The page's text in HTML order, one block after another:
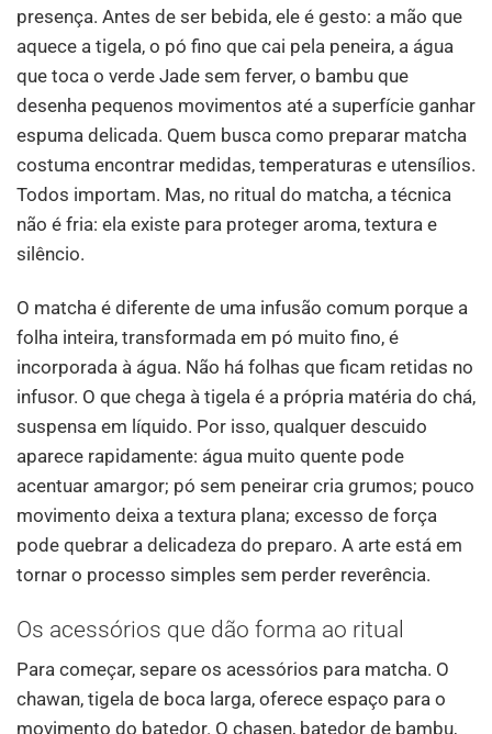
presença. Antes de ser bebida, ele é gesto: a mão que
aquece a tigela, o pó fino que cai pela peneira, a água
que toca o verde Jade sem ferver, o bambu que
desenha pequenos movimentos até a superfície ganhar
espuma delicada. Quem busca como preparar matcha
costuma encontrar medidas, temperaturas e utensílios.
Todos importam. Mas, no ritual do matcha, a técnica
não é fria: ela existe para proteger aroma, textura e
silêncio.
O matcha é diferente de uma infusão comum porque a
folha inteira, transformada em pó muito fino, é
incorporada à água. Não há folhas que ficam retidas no
infusor. O que chega à tigela é a própria matéria do chá,
suspensa em líquido. Por isso, qualquer descuido
aparece rapidamente: água muito quente pode
acentuar amargor; pó sem peneirar cria grumos; pouco
movimento deixa a textura plana; excesso de força
pode quebrar a delicadeza do preparo. A arte está em
tornar o processo simples sem perder reverência.
Os acessórios que dão forma ao ritual
Para começar, separe os acessórios para matcha. O
chawan, tigela de boca larga, oferece espaço para o
movimento do batedor. O chasen, batedor de bambu,